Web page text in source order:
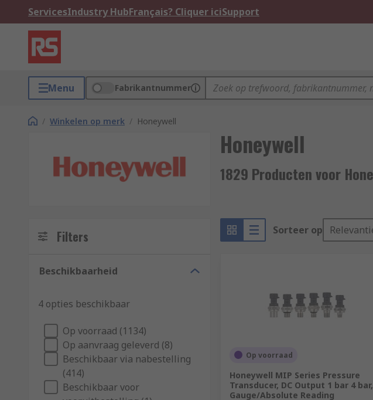
ServicesIndustry HubFrançais? Cliquer iciSupport
Menu Fabrikantnummer
/ Winkelen op merk / Honeywell
Honeywell
1829 Producten voor
Filters
Beschikbaarheid
4 opties beschikbaar
Op voorraad (1134)
Op aanvraag geleverd (8)
Beschikbaar via nabestelling
(414)
Beschikbaar voor
Sorteer op
Op voorraad
Honeywell MIP Series Pressure
Transducer, DC Output 1 bar 4 bar,
Gauge/Absolute Reading